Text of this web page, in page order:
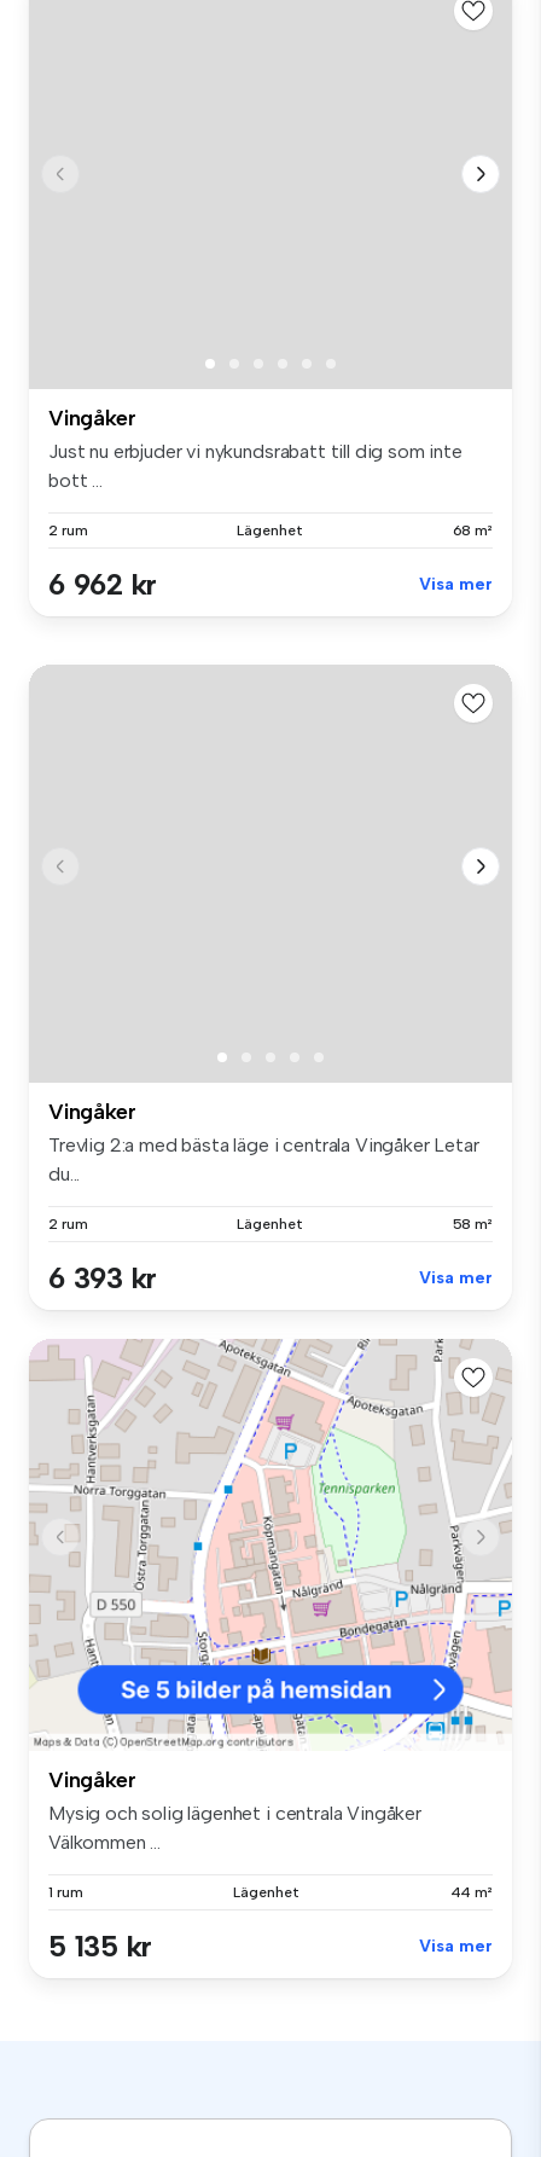
Vingåker
Just nu erbjuder vi nykundsrabatt till dig som inte
bott ...
2 rum Lägenhet 68 m²
6 962 kr Visa mer
Vingåker
Trevlig 2:a med bästa läge i centrala Vingåker Letar
du...
2 rum Lägenhet 58 m²
6 393 kr Visa mer
Vingåker
Mysig och solig lägenhet i centrala Vingåker
Välkommen ...
1 rum Lägenhet 44 m²
5 135 kr Visa mer